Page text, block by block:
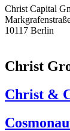
Christ Capital
10117 Berlin
Christ
Christ &